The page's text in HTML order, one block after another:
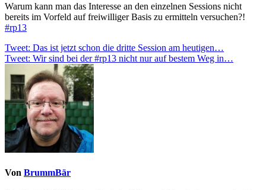
Warum kann man das Interesse an den einzelnen Sessions nicht
bereits im Vorfeld auf freiwilliger Basis zu ermitteln versuchen?!
#rp13
Beitragsnavigation
Tweet: Das ist jetzt schon die dritte Session am heutigen…
Tweet: Wir sind bei der #rp13 nicht nur auf bestem Weg in…
Von BrummBär